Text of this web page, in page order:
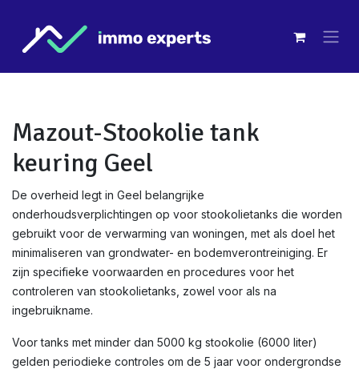
Mazout-Stookolie tank
keuring Geel
De overheid legt in Geel belangrijke
onderhoudsverplichtingen op voor stookolietanks die worden
gebruikt voor de verwarming van woningen, met als doel het
minimaliseren van grondwater- en bodemverontreiniging. Er
zijn specifieke voorwaarden en procedures voor het
controleren van stookolietanks, zowel voor als na
ingebruikname.
Voor tanks met minder dan 5000 kg stookolie (6000 liter)
gelden periodieke controles om de 5 jaar voor ondergrondse